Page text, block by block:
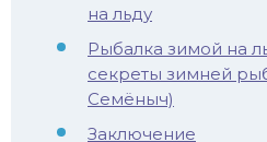
на льду
Рыбалка зимой на
секреты зимней
Семёныч)
Заключение